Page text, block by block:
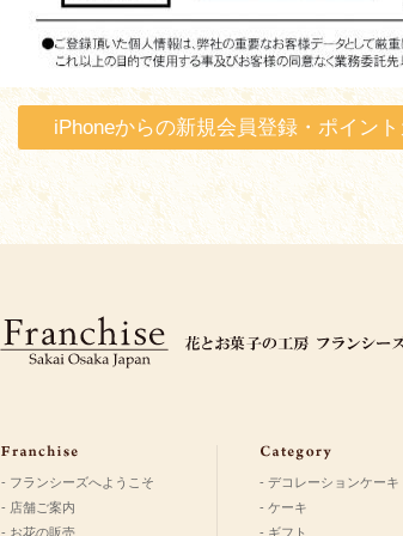
iPhoneからの新規会員登録・ポイン
- フランシーズへようこそ
- 店舗ご案内
- お花の販売
- デコレーションケーキ
- ケーキ
- ギフト